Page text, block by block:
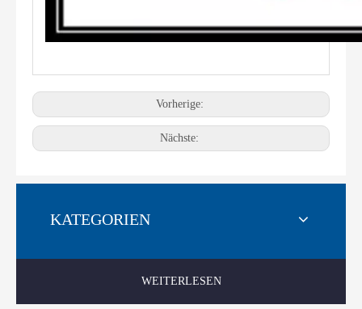
Vorherige:
Nächste:
KATEGORIEN
WEITERLESEN